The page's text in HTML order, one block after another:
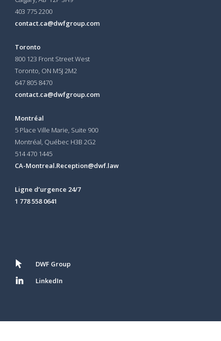
403 775 2200
contact.ca@dwfgroup.com
Toronto
800 123 Front Street West
Toronto, ON M5J 2M2
647 805 8470
contact.ca@dwfgroup.com
Montréal
5 Place Ville Marie, Suite 900
Montréal, Québec H3B 2G2
514 470 1445
CA-Montreal.Reception@dwf.law
Ligne d’urgence 24/7
1 778 558 0641
DWF Group
LinkedIn